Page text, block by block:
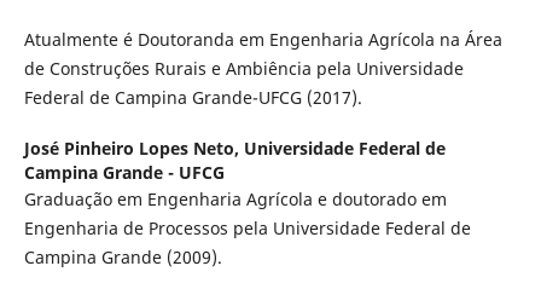
Atualmente é Doutoranda em Engenharia Agrícola na Área
de Construções Rurais e Ambiência pela Universidade
Federal de Campina Grande-UFCG (2017).
José Pinheiro Lopes Neto, Universidade Federal de
Campina Grande - UFCG
Graduação em Engenharia Agrícola e doutorado em
Engenharia de Processos pela Universidade Federal de
Campina Grande (2009).